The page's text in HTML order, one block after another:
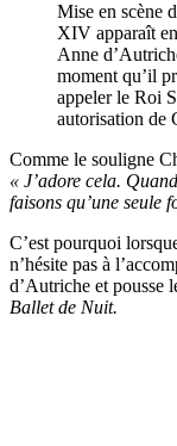
Mise en scène
XIV apparaît
Anne
moment qu’il
appeler le Roi
autorisation de
Comme le souligne
« J’adore cela.
faisons qu’une seule
C’est pourquoi
n’hésite pas à
d’Autriche et pousse
Ballet de Nuit.